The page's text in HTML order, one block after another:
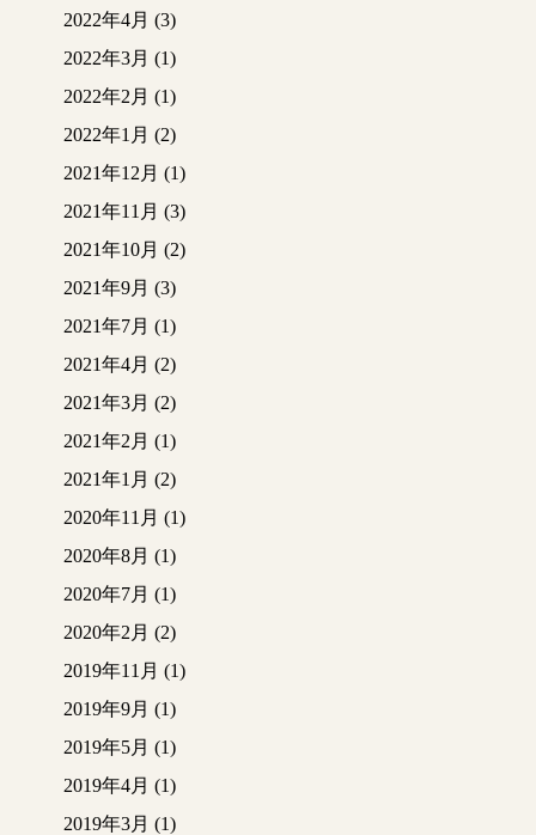
2022年4月 (3)
2022年3月 (1)
2022年2月 (1)
2022年1月 (2)
2021年12月 (1)
2021年11月 (3)
2021年10月 (2)
2021年9月 (3)
2021年7月 (1)
2021年4月 (2)
2021年3月 (2)
2021年2月 (1)
2021年1月 (2)
2020年11月 (1)
2020年8月 (1)
2020年7月 (1)
2020年2月 (2)
2019年11月 (1)
2019年9月 (1)
2019年5月 (1)
2019年4月 (1)
2019年3月 (1)